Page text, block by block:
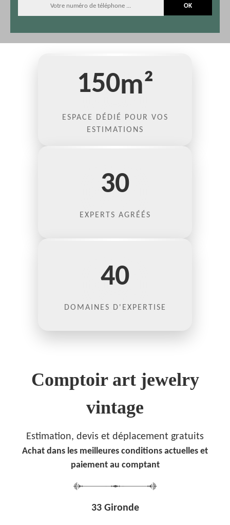
150m²
ESPACE DÉDIÉ POUR VOS
ESTIMATIONS
30
EXPERTS AGRÉÉS
40
DOMAINES D'EXPERTISE
Comptoir art jewelry
vintage
Estimation, devis et déplacement gratuits
Achat dans les meilleures conditions actuelles et
paiement au comptant
33 Gironde